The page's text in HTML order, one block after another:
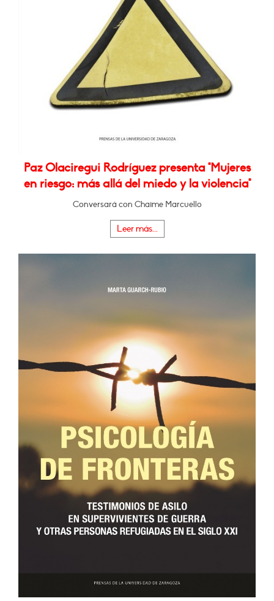
Paz Olaciregui Rodríguez presenta "Mujeres
en riesgo: más allá del miedo y la violencia"
Conversará con Chaime Marcuello
Leer más...